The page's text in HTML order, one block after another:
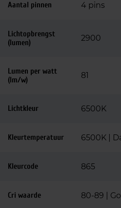
Aantal pinnen 4 pins
Lichtopbrengst
(lumen)
2900
Lumen per watt
(lm/w)
81
Lichtkleur 6500K
Kleurtemperatuur 6500K |
Kleurcode 865
Cri waarde 80-89 |